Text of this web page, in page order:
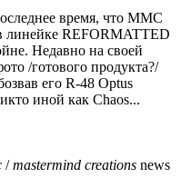
время, что ММС
линейке REFORMATTED
Недавно на своей
/готового продукта?/
его R-48 Optus
иной как Chaos...
/mastermind creations news